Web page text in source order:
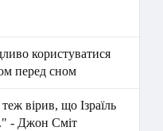
користуватися
перед сном
вірив, що Ізраїль
- Джон Сміт